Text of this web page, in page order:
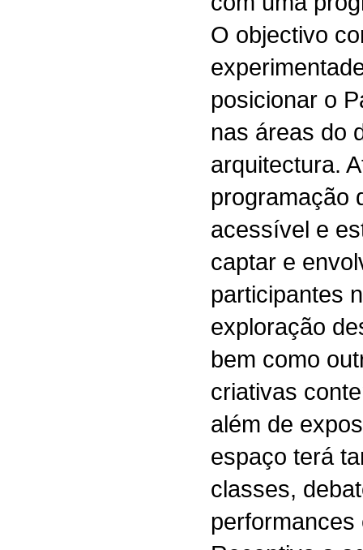
O objectivo
posicionar o
nas áreas do
arquitectura.
programação
acessível e
captar e
participantes
exploração
bem como
criativas
além de
espaço terá
classes,